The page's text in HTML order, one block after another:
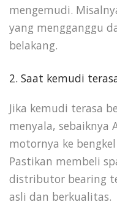
mengemudi.
yang mengganggu
belakang.
2. Saat kemudi
Jika kemudi terasa
menyala, sebaiknya
motornya ke
Pastikan membeli
distributor bearing
asli dan berkualitas.